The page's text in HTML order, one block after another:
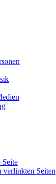
Seite
verlinkten Seiten